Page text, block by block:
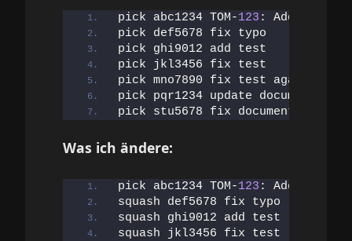
pick abc1234 TOM-123 : Add user
pick def5678 fix typo
pick ghi9012 add test
pick jkl3456 fix test
pick mno7890 fix test again
pick pqr1234 update documentation
pick stu5678 fix documentation
Was ich ändere:
pick abc1234 TOM-123 : Add user
squash def5678 fix typo
squash ghi9012 add test
squash jkl3456 fix test